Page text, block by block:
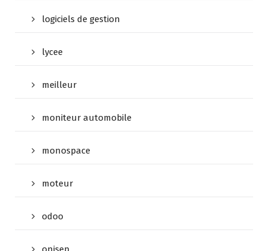
logiciels de gestion
lycee
meilleur
moniteur automobile
monospace
moteur
odoo